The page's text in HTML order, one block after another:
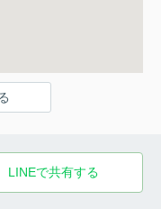
LINEで共有する